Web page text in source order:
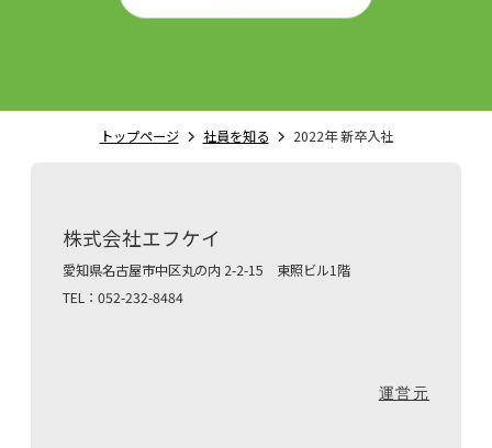
トップページ 社員を知る 2022年 新卒入社
株式会社エフケイ
愛知県名古屋市中区丸の内 2-2-15 東照ビル1階
TEL：052-232-8484
運営元